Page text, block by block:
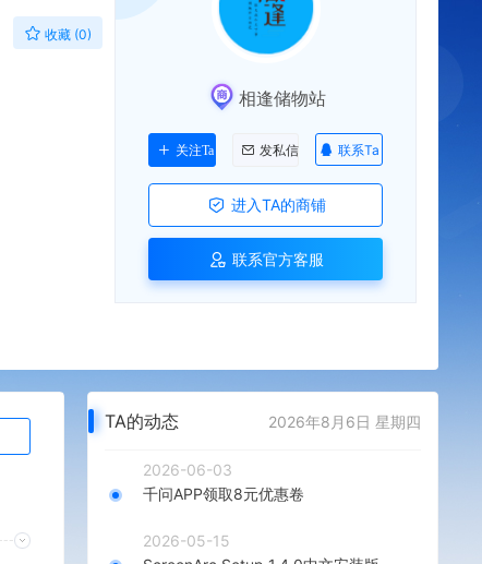
收藏 (0)
相逢储物站
关注Ta 发私信 联系Ta
进入TA的商铺
联系官方客服
TA的动态 2026年8月6日 星期四
2026-06-03
千问APP领取8元优惠卷
2026-05-15